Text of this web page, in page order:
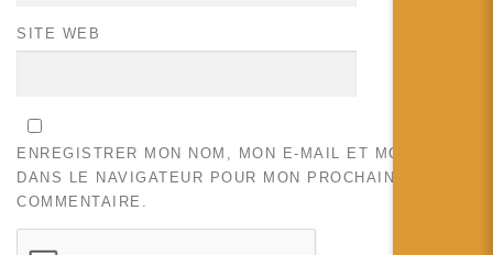
SITE WEB
ENREGISTRER MON NOM, MON E-MAIL ET MON SITE
DANS LE NAVIGATEUR POUR MON PROCHAIN
COMMENTAIRE.